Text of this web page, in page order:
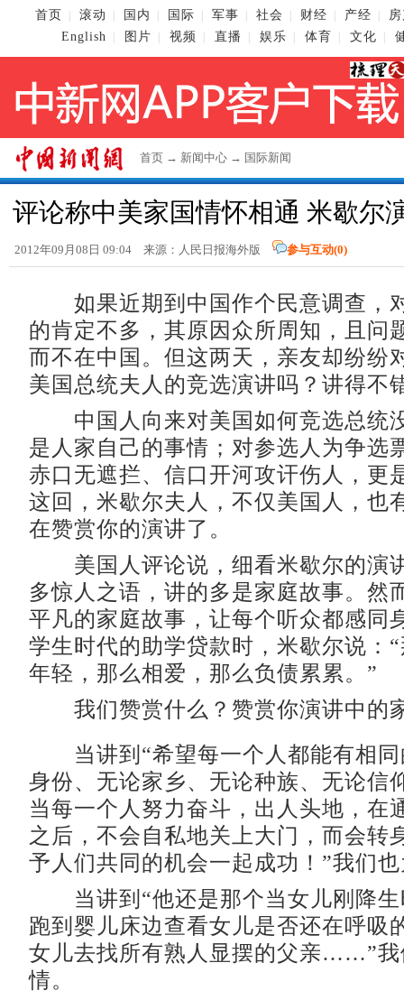
首页 滚动 国内 国际 军事 社会 财经 产经
English
图片 视频 直播 娱乐 体育 文化
首页 → 新闻中心 → 国际新闻
评论称中美家国情怀相通 米歇尔
2012年09月08日 09:04 来源：人民日报海外版 参与互动(0)
如果近期到中国作个民意调查，
的肯定不多，其原因众所周知，且问
而不在中国。但这两天，亲友却纷纷
美国总统夫人的竞选演讲吗？讲得不
中国人向来对美国如何竞选总统
是人家自己的事情；对参选人为争选
赤口无遮拦、信口开河攻讦伤人，更
这回，米歇尔夫人，不仅美国人，也
在赞赏你的演讲了。
美国人评论说，细看米歇尔的演
多惊人之语，讲的多是家庭故事。然
平凡的家庭故事，让每个听众都感同
学生时代的助学贷款时，米歇尔说：
年轻，那么相爱，那么负债累累。”
我们赞赏什么？赞赏你演讲中的
当讲到“希望每一个人都能有相同
身份、无论家乡、无论种族、无论信
当每一个人努力奋斗，出人头地，在
之后，不会自私地关上大门，而会转
予人们共同的机会一起成功！”我们
当讲到“他还是那个当女儿刚降生
跑到婴儿床边查看女儿是否还在呼吸
女儿去找所有熟人显摆的父亲……”我
情。